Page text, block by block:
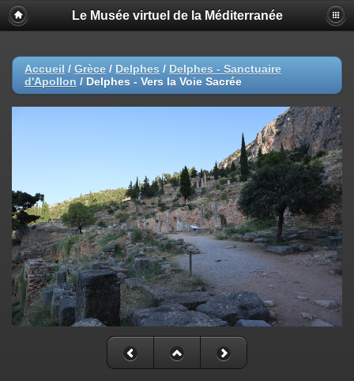
Le Musée virtuel de la Méditerranée
Accueil / Grèce / Delphes / Delphes - Sanctuaire
d'Apollon / Delphes - Vers la Voie Sacrée